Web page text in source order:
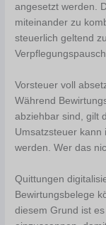
angesetzt werden.
miteinander zu
steuerlich geltend
Vorsteuer voll
Während
abziehbar sind, gilt
Umsatzsteuer kann
werden. Wer das
Quittungen
Bewirtungsbelege
diesem Grund ist